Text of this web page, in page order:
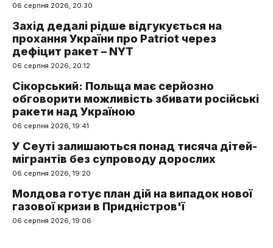
06 серпня 2026, 20:30
Захід дедалі рідше відгукується на
прохання України про Patriot через
дефіцит ракет – NYT
06 серпня 2026, 20:12
Сікорський: Польща має серйозно
обговорити можливість збивати російські
ракети над Україною
06 серпня 2026, 19:41
У Сеуті залишаються понад тисяча дітей-
мігрантів без супроводу дорослих
06 серпня 2026, 19:20
Молдова готує план дій на випадок нової
газової кризи в Придністров'ї
06 серпня 2026, 19:06